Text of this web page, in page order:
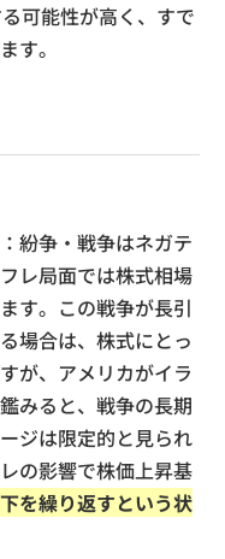
可能性が高く、すで
す。
：紛争・戦争はネガテ
レ局面では株式相場
す。この戦争が長引
場合は、株式にとっ
が、アメリカがイラ
みると、戦争の長期
ジは限定的と見られ
の影響で株価上昇基
を繰り返すという状